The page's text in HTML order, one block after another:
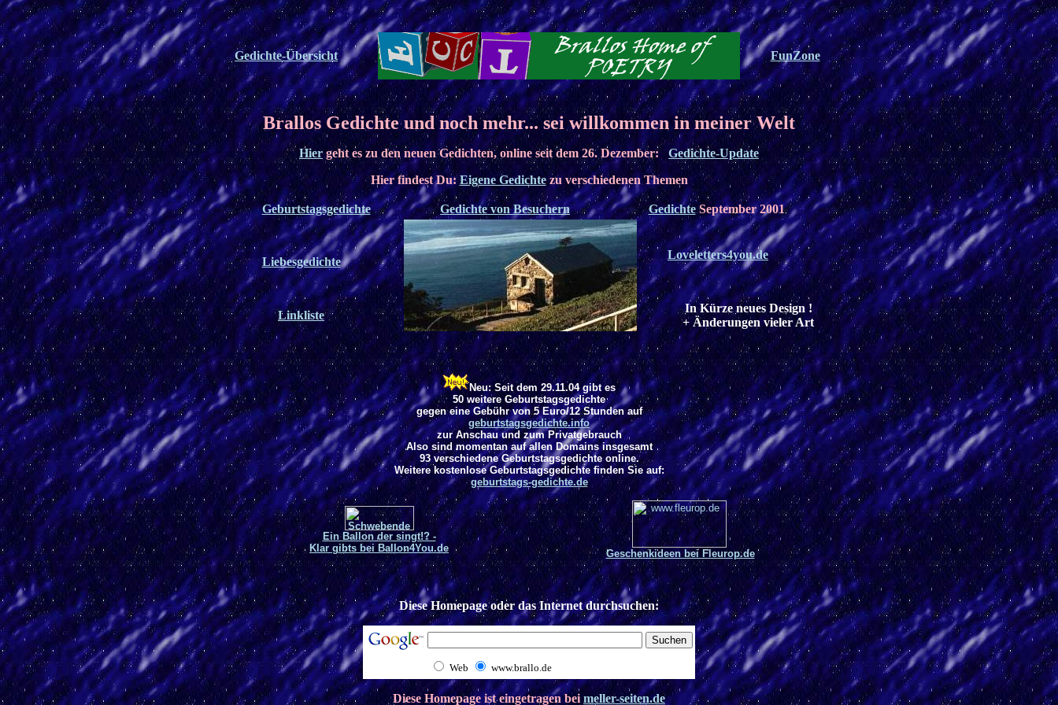
Gedichte-Übersicht FunZone
Brallos Gedichte und noch mehr... sei willkommen in meiner Welt
Hiergeht es zu den neuen Gedichten, online seit dem 26. Dezember: Gedichte-Update
Hier findest Du:Eigene Gedichtezu verschiedenen Themen
Geburtstagsgedichte Gedichte von Besuchern GedichteSeptember 2001
Liebesgedichte
Linkliste
Loveletters4you.de
In Kürze neues Design !
+ Änderungen vieler Art
Neu: Seit dem 29.11.04 gibt es
50 weitere Geburtstagsgedichte
gegen eine Gebühr von 5 Euro/12 Stunden auf
geburtstagsgedichte.info
zur Anschau und zum Privatgebrauch
Also sind momentan auf allen Domains insgesamt
93 verschiedene Geburtstagsgedichte online.
Weitere kostenlose Geburtstagsgedichte finden Sie auf:
geburtstags-gedichte.de
Ein Ballon der singt!? -
Klar gibts bei Ballon4You.de
Geschenkideen bei Fleurop.de
Diese Homepage oder das Internet durchsuchen:
Web www.brallo.de
Diese Homepage ist eingetragen bei meller-seiten.de